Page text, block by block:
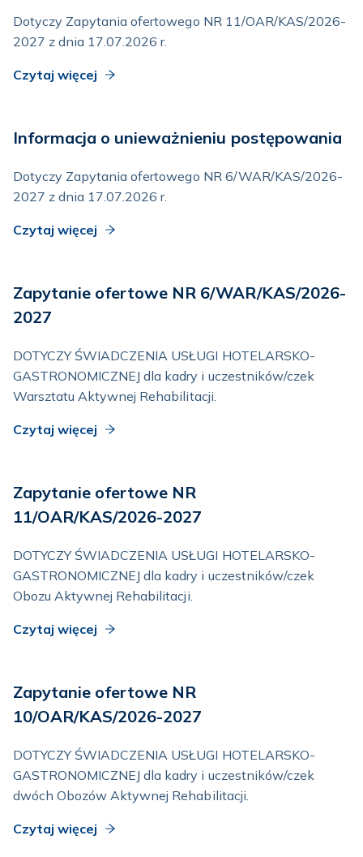
Dotyczy Zapytania ofertowego NR 11/OAR/KAS/2026-
2027 z dnia 17.07.2026 r.
Czytaj więcej
Informacja o unieważnieniu postępowania
Dotyczy Zapytania ofertowego NR 6/WAR/KAS/2026-
2027 z dnia 17.07.2026 r.
Czytaj więcej
Zapytanie ofertowe NR 6/WAR/KAS/2026-
2027
DOTYCZY ŚWIADCZENIA USŁUGI HOTELARSKO-
GASTRONOMICZNEJ dla kadry i uczestników/czek
Warsztatu Aktywnej Rehabilitacji.
Czytaj więcej
Zapytanie ofertowe NR
11/OAR/KAS/2026-2027
DOTYCZY ŚWIADCZENIA USŁUGI HOTELARSKO-
GASTRONOMICZNEJ dla kadry i uczestników/czek
Obozu Aktywnej Rehabilitacji.
Czytaj więcej
Zapytanie ofertowe NR
10/OAR/KAS/2026-2027
DOTYCZY ŚWIADCZENIA USŁUGI HOTELARSKO-
GASTRONOMICZNEJ dla kadry i uczestników/czek
dwóch Obozów Aktywnej Rehabilitacji.
Czytaj więcej